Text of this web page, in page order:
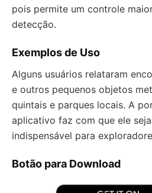
pois permite um controle
detecção.
Exemplos de Uso
Alguns usuários relataram
e outros pequenos objetos
quintais e parques locais. A
aplicativo faz com que ele
indispensável para
Botão para Download